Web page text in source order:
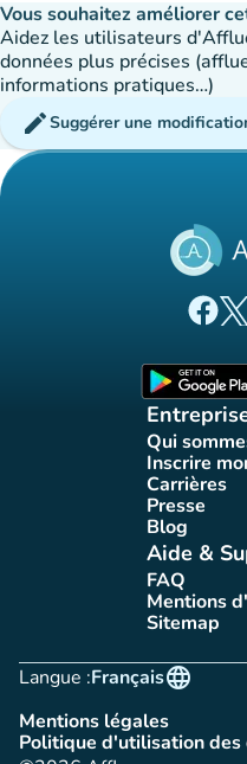
Vous souhaitez améliorer
Aidez les utilisateurs
données plus précises
informations pratiques…)
editSuggérer une
Qui
Inscrire
Carrières
Presse(nouvel
Blog(nouvel
Aide &
FAQ(nouvel
Mentions
Sitemap
Langue :
language
Français
Mentions légales
(nouvel onglet)
Politique d'utilisation des
(nouvel